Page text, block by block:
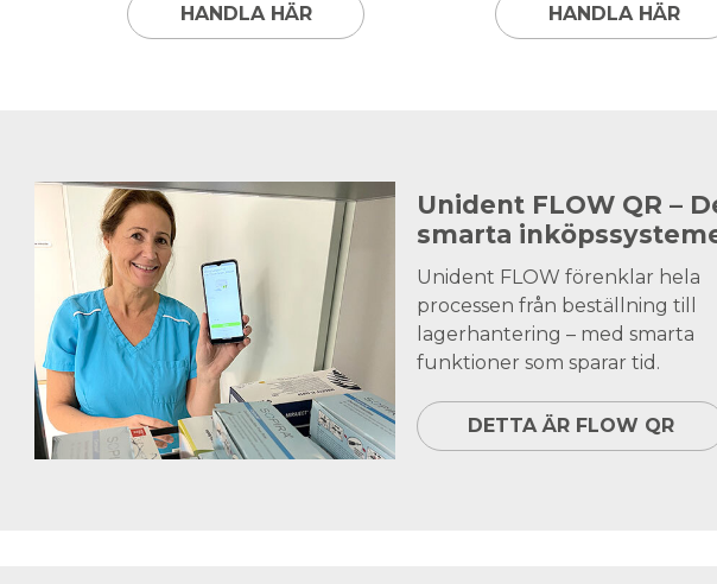
HANDLA HÄR HANDLA HÄR
Unident FLOW QR –
smarta
Unident FLOW förenklar hela
processen från beställning till
lagerhantering – med smarta
funktioner som sparar tid.
DETTA ÄR FLOW QR